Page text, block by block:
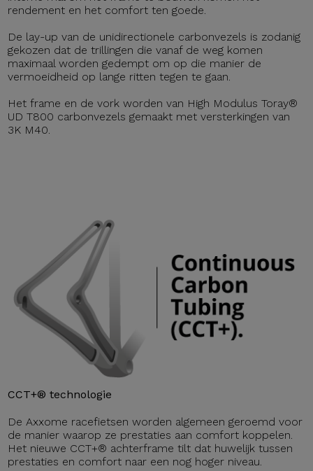
rendement en het comfort ten goede.
De lay-up van de unidirectionele carbonvezels is zodanig
gekozen dat de trillingen die vanaf de weg komen
maximaal worden gedempt om op die manier de
vermoeidheid op lange ritten tegen te gaan.
Het frame en de vork worden van High Modulus Toray®
UD T800 carbonvezels gemaakt met versterkingen van
3K M40.
CCT+® technologie
De Axxome racefietsen worden algemeen geroemd voor
de manier waarop ze prestaties aan comfort koppelen.
Het nieuwe CCT+® achterframe tilt dat huwelijk tussen
prestaties en comfort naar een nog hoger niveau.